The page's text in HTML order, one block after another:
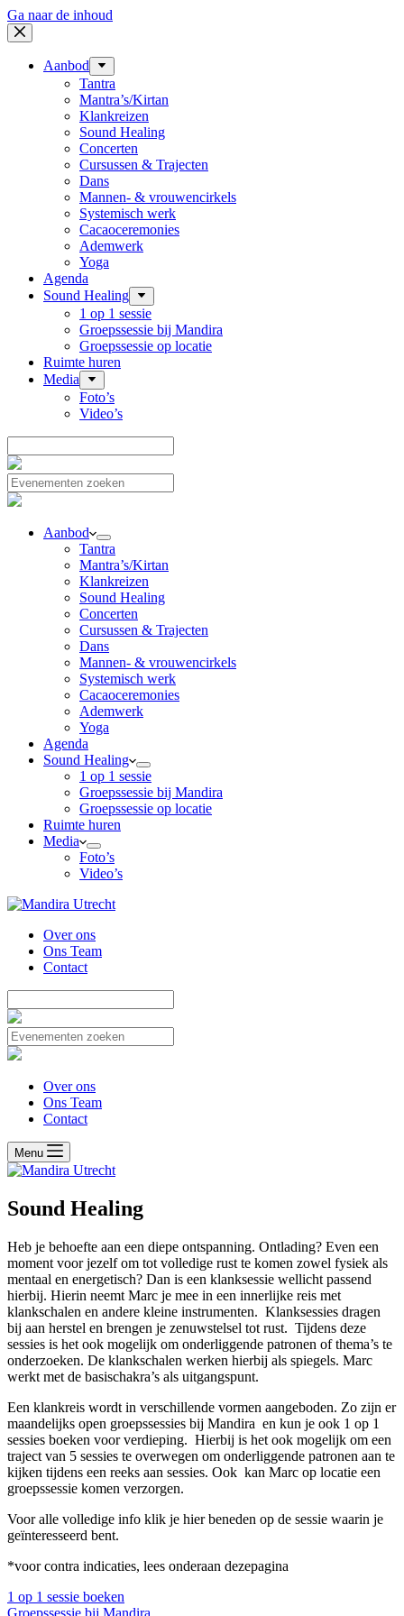
Ga naar de inhoud
Aanbod
Tantra
Mantra’s/Kirtan
Klankreizen
Sound Healing
Concerten
Cursussen & Trajecten
Dans
Mannen- & vrouwencirkels
Systemisch werk
Cacaoceremonies
Ademwerk
Yoga
Agenda
Sound Healing
1 op 1 sessie
Groepssessie bij Mandira
Groepssessie op locatie
Ruimte huren
Media
Foto’s
Video’s
Aanbod
Tantra
Mantra’s/Kirtan
Klankreizen
Sound Healing
Concerten
Cursussen & Trajecten
Dans
Mannen- & vrouwencirkels
Systemisch werk
Cacaoceremonies
Ademwerk
Yoga
Agenda
Sound Healing
1 op 1 sessie
Groepssessie bij Mandira
Groepssessie op locatie
Ruimte huren
Media
Foto’s
Video’s
Over ons
Ons Team
Contact
Over ons
Ons Team
Contact
Menu
Sound Healing
Heb je behoefte aan een diepe ontspanning. Ontlading? Even een
moment voor jezelf om tot volledige rust te komen zowel fysiek als
mentaal en energetisch? Dan is een klanksessie wellicht passend
hierbij. Hierin neemt Marc je mee in een innerlijke reis met
klankschalen en andere kleine instrumenten. Klanksessies dragen
bij aan herstel en brengen je zenuwstelsel tot rust. Tijdens deze
sessies is het ook mogelijk om onderliggende patronen of thema’s te
onderzoeken. De klankschalen werken hierbij als spiegels. Marc
werkt met de basischakra’s als uitgangspunt.
Een klankreis wordt in verschillende vormen aangeboden. Zo zijn er
maandelijks open groepssessies bij Mandira en kun je ook 1 op 1
sessies boeken voor verdieping. Hierbij is het ook mogelijk om een
traject van 5 sessies te overwegen om onderliggende patronen aan te
kijken tijdens een reeks aan sessies. Ook kan Marc op locatie een
groepssessie komen verzorgen.
Voor alle volledige info klik je hier beneden op de sessie waarin je
geïnteresseerd bent.
*voor contra indicaties, lees onderaan dezepagina
1 op 1 sessie boeken
Groepssessie bij Mandira